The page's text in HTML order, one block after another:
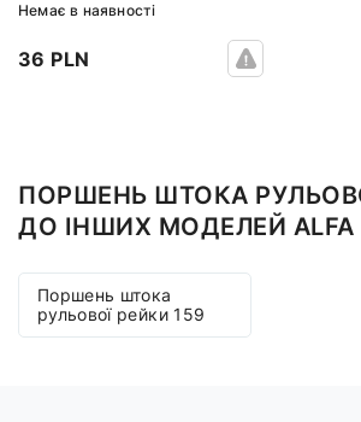
Немає в наявності
36 PLN
ПОРШЕНЬ ШТОКА
ДО ІНШИХ МОДЕЛЕЙ ALFA
Поршень штока
рульової рейки 159